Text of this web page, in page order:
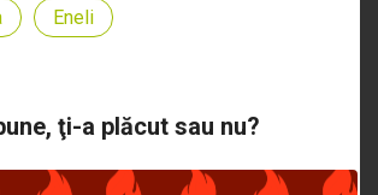
Eneli
ţi-a plăcut sau nu?